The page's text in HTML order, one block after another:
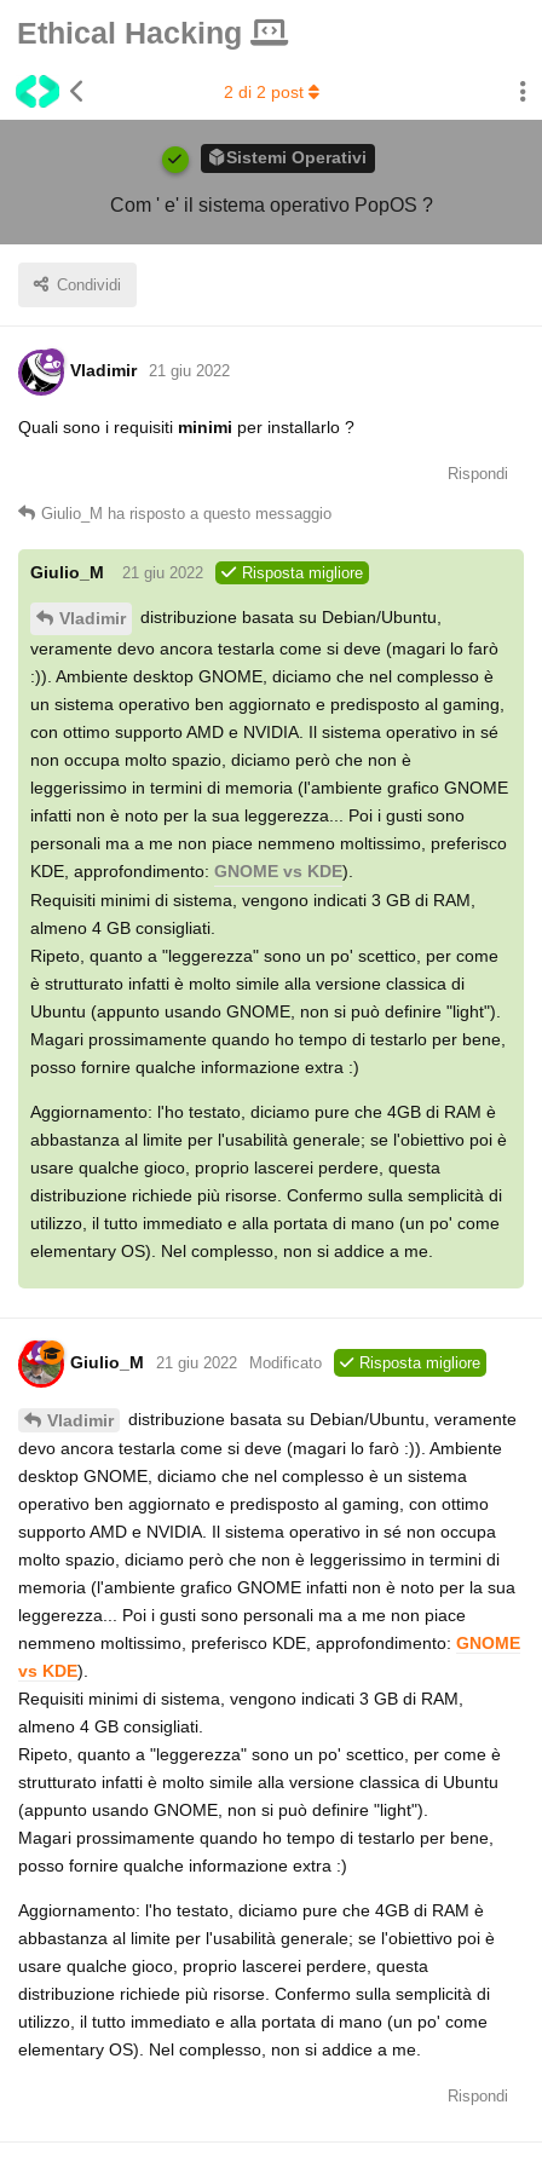
Ethical Hacking
Sistemi Operativi
Com ' e' il sistema operativo PopOS ?
Condividi
2 di 2 post
Vladimir 21 giu 2022
Quali sono i requisiti minimi per installarlo ?
Rispondi
Giulio_M ha risposto a questo messaggio
Giulio_M 21 giu 2022 Risposta migliore
Vladimir
distribuzione basata su Debian/Ubuntu,
veramente devo ancora testarla come si deve (magari lo farò
:)). Ambiente desktop GNOME, diciamo che nel complesso è
un sistema operativo ben aggiornato e predisposto al gaming,
con ottimo supporto AMD e NVIDIA. Il sistema operativo in sé
non occupa molto spazio, diciamo però che non è
leggerissimo in termini di memoria (l'ambiente grafico GNOME
infatti non è noto per la sua leggerezza... Poi i gusti sono
personali ma a me non piace nemmeno moltissimo, preferisco
KDE, approfondimento: GNOME vs KDE).
Requisiti minimi di sistema, vengono indicati 3 GB di RAM,
almeno 4 GB consigliati.
Ripeto, quanto a "leggerezza" sono un po' scettico, per come
è strutturato infatti è molto simile alla versione classica di
Ubuntu (appunto usando GNOME, non si può definire "light").
Magari prossimamente quando ho tempo di testarlo per bene,
posso fornire qualche informazione extra :)
Aggiornamento: l'ho testato, diciamo pure che 4GB di RAM è
abbastanza al limite per l'usabilità generale; se l'obiettivo poi è
usare qualche gioco, proprio lascerei perdere, questa
distribuzione richiede più risorse. Confermo sulla semplicità di
utilizzo, il tutto immediato e alla portata di mano (un po' come
elementary OS). Nel complesso, non si addice a me.
Giulio_M 21 giu 2022 Modificato Risposta migliore
Vladimir
distribuzione basata su Debian/Ubuntu, veramente
devo ancora testarla come si deve (magari lo farò :)). Ambiente
desktop GNOME, diciamo che nel complesso è un sistema
operativo ben aggiornato e predisposto al gaming, con ottimo
supporto AMD e NVIDIA. Il sistema operativo in sé non occupa
molto spazio, diciamo però che non è leggerissimo in termini di
memoria (l'ambiente grafico GNOME infatti non è noto per la sua
leggerezza... Poi i gusti sono personali ma a me non piace
nemmeno moltissimo, preferisco KDE, approfondimento: GNOME
vs KDE).
Requisiti minimi di sistema, vengono indicati 3 GB di RAM,
almeno 4 GB consigliati.
Ripeto, quanto a "leggerezza" sono un po' scettico, per come è
strutturato infatti è molto simile alla versione classica di Ubuntu
(appunto usando GNOME, non si può definire "light").
Magari prossimamente quando ho tempo di testarlo per bene,
posso fornire qualche informazione extra :)
Aggiornamento: l'ho testato, diciamo pure che 4GB di RAM è
abbastanza al limite per l'usabilità generale; se l'obiettivo poi è
usare qualche gioco, proprio lascerei perdere, questa
distribuzione richiede più risorse. Confermo sulla semplicità di
utilizzo, il tutto immediato e alla portata di mano (un po' come
elementary OS). Nel complesso, non si addice a me.
Rispondi